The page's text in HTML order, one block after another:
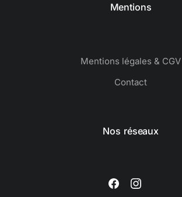
Mentions
Mentions légales & CGV
Contact
Nos réseaux